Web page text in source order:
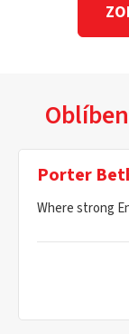
Porter
Where strong